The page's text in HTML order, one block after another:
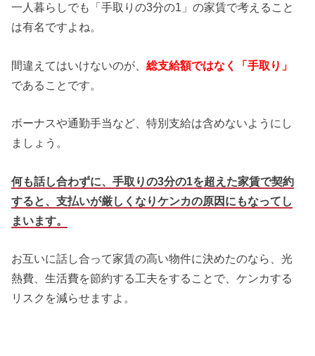
一人暮らしでも「手取りの3分の1」の家賃で考えること
は有名ですよね。
間違えてはいけないのが、総支給額ではなく「手取り」
であることです。
ボーナスや通勤手当など、特別支給は含めないようにし
ましょう。
何も話し合わずに、手取りの3分の1を超えた家賃で契約
すると、支払いが厳しくなりケンカの原因にもなってし
まいます。
お互いに話し合って家賃の高い物件に決めたのなら、光
熱費、生活費を節約する工夫をすることで、ケンカする
リスクを減らせますよ。